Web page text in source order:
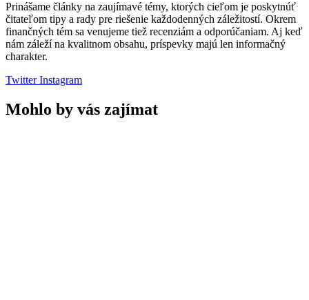
Prinášame články na zaujímavé témy, ktorých cieľom je poskytnúť
čitateľom tipy a rady pre riešenie každodenných záležitostí. Okrem
finančných tém sa venujeme tiež recenziám a odporúčaniam. Aj keď
nám záleží na kvalitnom obsahu, príspevky majú len informačný
charakter.
TwitterInstagram
Mohlo by vás zajímat